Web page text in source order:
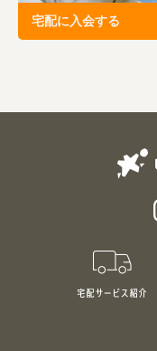
宅配に入会する